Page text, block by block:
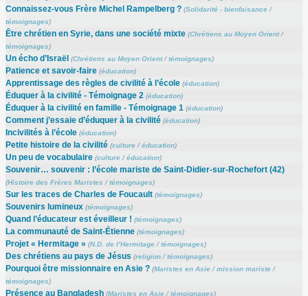
Connaissez-vous Frère Michel Rampelberg ? (Solidarité - bienfaisance/
témoignages)
Être chrétien en Syrie, dans une société mixte (Chrétiens au Moyen Orient/
témoignages)
Un écho d’Israël (Chrétiens au Moyen Orient/témoignages)
Patience et savoir-faire (éducation)
Apprentissage des règles de civilité à l’école (éducation)
Éduquer à la civilité - Témoignage 2 (éducation)
Éduquer à la civilité en famille - Témoignage 1 (éducation)
Comment j’essaie d’éduquer à la civilité (éducation)
Incivilités à l’école (éducation)
Petite histoire de la civilité (culture/éducation)
Un peu de vocabulaire (culture/éducation)
Souvenir… souvenir : l’école mariste de Saint-Didier-sur-Rochefort (42)
(Histoire des Frères Maristes /témoignages)
Sur les traces de Charles de Foucault (témoignages)
Souvenirs lumineux (témoignages)
Quand l’éducateur est éveilleur ! (témoignages)
La communauté de Saint-Étienne (témoignages)
Projet « Hermitage » (N.D. de l’Hermitage/témoignages)
Des chrétiens au pays de Jésus (religion/témoignages)
Pourquoi être missionnaire en Asie ? (Maristes en Asie/mission mariste/
témoignages)
Présence au Bangladesh (Maristes en Asie/témoignages)